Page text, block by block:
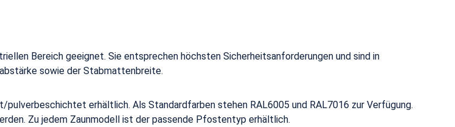
Bereich geeignet. Sie entsprechen höchsten Sicherheitsanforderungen und sind in
sowie der Stabmattenbreite.
erhältlich. Als Standardfarben stehen RAL6005 und RAL7016 zur Verfügung.
Zu jedem Zaunmodell ist der passende Pfostentyp erhältlich.